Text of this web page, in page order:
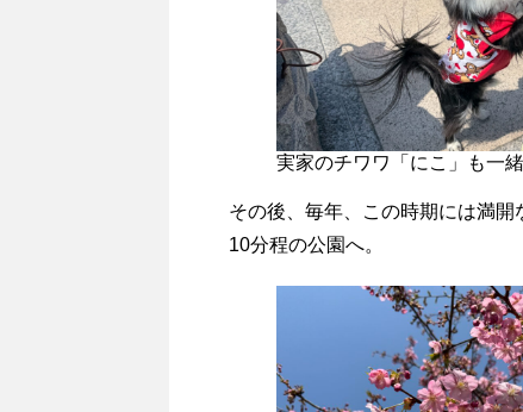
実家のチワワ「にこ」も一
その後、毎年、この時期には満
10分程の公園へ。